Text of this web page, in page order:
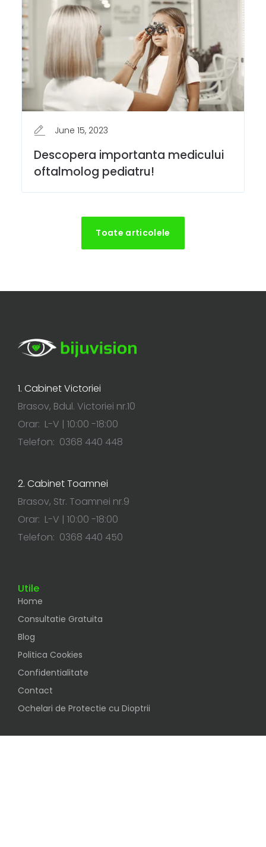
June 15, 2023
Descopera importanta medicului
oftalmolog pediatru!
Toate articolele
1. Cabinet Victoriei
Brasov, Bdul. Victoriei nr.10
Orar: L-V | 10:00 -18:00
Telefon: 0368 440 448
2. Cabinet Toamnei
Brasov, Str. Toamnei nr.9
Orar: L-V | 10:00 -18:00
Telefon: 0368 440 450
Utile
Home
Consultatie Gratuita
Blog
Politica Cookies
Confidentialitate
Contact
Ochelari de Protectie cu Dioptrii